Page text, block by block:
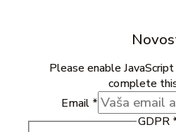
Please enable
complete
Email *
GDPR